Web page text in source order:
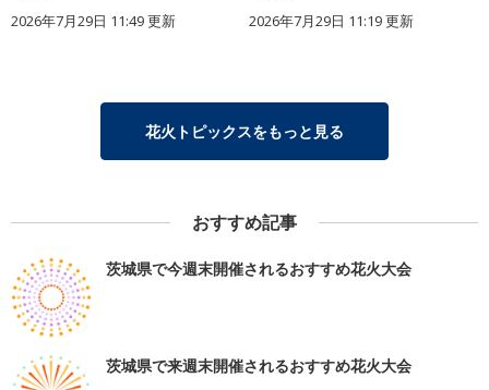
2026年7月29日 11:49 更新 2026年7月29日 11:19 更新
花火トピックスをもっと見る
おすすめ記事
茨城県で今週末開催されるおすすめ花火大会
茨城県で来週末開催されるおすすめ花火大会